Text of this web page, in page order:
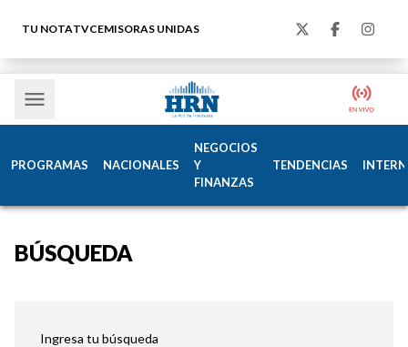
TU NOTATVCEMISORAS UNIDAS
PROGRAMAS NACIONALES
NEGOCIOS
Y
FINANZAS
TENDENCIAS
BÚSQUEDA
Ingresa tu búsqueda